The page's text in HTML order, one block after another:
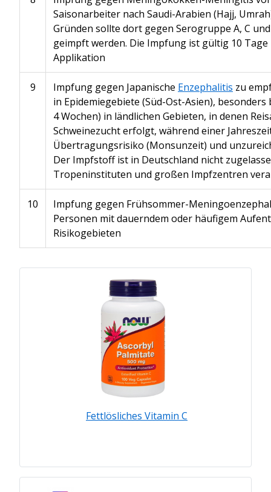
Saisonarbeiter nach Saudi-Arabien (Hajj,
Gründen sollte dort gegen Serogruppe A, C
geimpft werden. Die Impfung ist gültig 10 Tage
Applikation
9 Impfung gegen Japanische Enzephalitis zu
in Epidemiegebiete (Süd-Ost-Asien),
4 Wochen) in ländlichen Gebieten, in denen
Schweinezucht erfolgt, während einer
Übertragungsrisiko (Monsunzeit) und
Der Impfstoff ist in Deutschland nicht
Tropeninstituten und großen Impfzentren
10
Impfung gegen Frühsommer-
Personen mit dauerndem oder häufigem
Risikogebieten
Fettlösliches Vitamin C